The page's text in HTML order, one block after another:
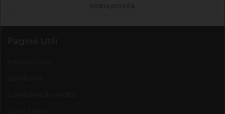
nostra priorità.
Pagine Utili